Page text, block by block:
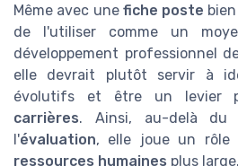
Même avec une fiche poste
de l'utiliser comme un
développement professionnel
elle devrait plutôt servir à
évolutifs et être un levier
carrières. Ainsi, au-delà du
l'évaluation, elle joue un rôle
ressources humaines plus large.